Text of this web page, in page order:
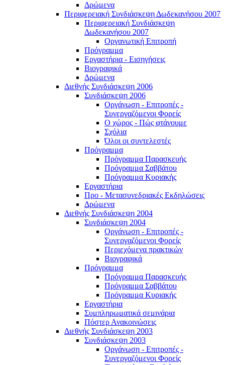
Δρώμενα
Περιφερειακή Συνδιάσκεψη Δωδεκανήσου 2007
Περιφερειακή Συνδιάσκεψη
Δωδεκανήσου 2007
Οργανωτική Επιτροπή
Πρόγραμμα
Εργαστήρια - Εισηγήσεις
Βιογραφικά
Δρώμενα
Διεθνής Συνδιάσκεψη 2006
Συνδιάσκεψη 2006
Οργάνωση - Επιτροπές -
Συνεργαζόμενοι Φορείς
Ο χώρος - Πώς φτάνουμε
Σχόλια
Όλοι οι συντελεστές
Πρόγραμμα
Πρόγραμμα Παρασκευής
Πρόγραμμα Σαββάτου
Πρόγραμμα Κυριακής
Εργαστήρια
Προ - Μετασυνεδριακές Εκδηλώσεις
Δρώμενα
Διεθνής Συνδιάσκεψη 2004
Συνδιάσκεψη 2004
Οργάνωση - Επιτροπές -
Συνεργαζόμενοι Φορείς
Περιεχόμενα πρακτικών
Βιογραφικά
Πρόγραμμα
Πρόγραμμα Παρασκευής
Πρόγραμμα Σαββάτου
Πρόγραμμα Κυριακής
Εργαστήρια
Συμπληρωματικά σεμινάρια
Πόστερ Ανακοινώσεις
Διεθνής Συνδιάσκεψη 2003
Συνδιάσκεψη 2003
Οργάνωση - Επιτροπές -
Συνεργαζόμενοι Φορείς